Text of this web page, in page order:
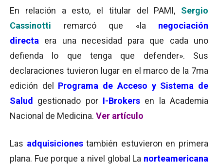
En relación a esto, el titular del PAMI, Sergio
Cassinotti
remarcó que «la negociación
directa era una necesidad para que cada uno
defienda lo que tenga que defender». Sus
declaraciones tuvieron lugar en el marco de la 7ma
edición del Programa de Acceso y Sistema de
Salud
gestionado por I-Brokers en la Academia
Nacional de Medicina. Ver artículo
Las adquisiciones también estuvieron en primera
plana. Fue porque a nivel global La norteamericana